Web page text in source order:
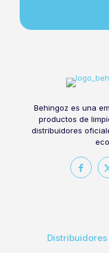
Behingoz es una
productos de
distribuidores